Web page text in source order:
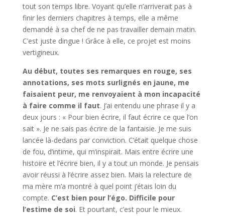
tout son temps libre. Voyant qu’elle n’arriverait pas à
finir les derniers chapitres à temps, elle a même
demandé à sa chef de ne pas travailler demain matin.
C’est juste dingue ! Grâce à elle, ce projet est moins
vertigineux.
Au début, toutes ses remarques en rouge, ses
annotations, ses mots surlignés en jaune, me
faisaient peur, me renvoyaient à mon incapacité
à faire comme il faut. J’ai entendu une phrase il y a
deux jours : « Pour bien écrire, il faut écrire ce que l’on
sait ». Je ne sais pas écrire de la fantaisie. Je me suis
lancée là-dedans par conviction. C’était quelque chose
de fou, d’intime, qui m’inspirait. Mais entre écrire une
histoire et l’écrire bien, il y a tout un monde. Je pensais
avoir réussi à l’écrire assez bien. Mais la relecture de
ma mère m’a montré à quel point j’étais loin du
compte. C’est bien pour l’égo. Difficile pour
l’estime de soi. Et pourtant, c’est pour le mieux.